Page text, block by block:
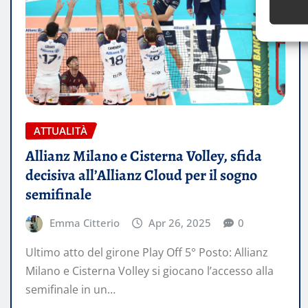
ATTUALITÀ
Allianz Milano e Cisterna Volley, sfida
decisiva all’Allianz Cloud per il sogno
semifinale
Emma Citterio Apr 26, 2025 0
Ultimo atto del girone Play Off 5° Posto: Allianz
Milano e Cisterna Volley si giocano l’accesso alla
semifinale in un…